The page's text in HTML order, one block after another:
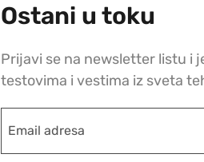
Ostani u toku
Prijavi se na newsletter listu i
testovima i vestima iz sveta